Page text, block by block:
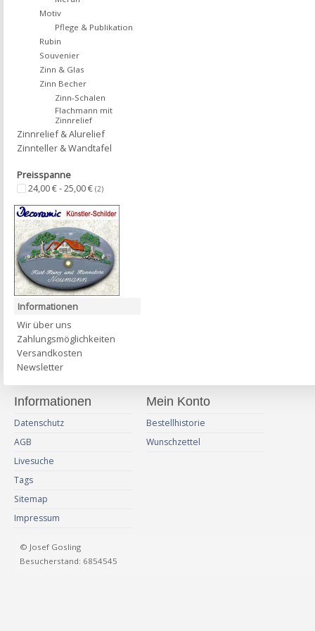
Motiv
Pflege & Publikation
Rubin
Souvenier
Zinn & Glas
Zinn Becher
Zinn-Schalen
Flachmann mit
Zinnrelief
Zinnrelief & Alurelief
Zinnteller & Wandtafel
Preisspanne
24,00 € - 25,00 € (2)
Informationen
Wir über uns
Zahlungsmöglichkeiten
Versandkosten
Newsletter
Informationen
Datenschutz
AGB
Livesuche
Tags
Sitemap
Impressum
Mein Konto
Bestellhistorie
Wunschzettel
© Josef Gosling
Besucherstand: 6854545